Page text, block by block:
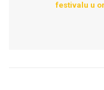
festivalu u